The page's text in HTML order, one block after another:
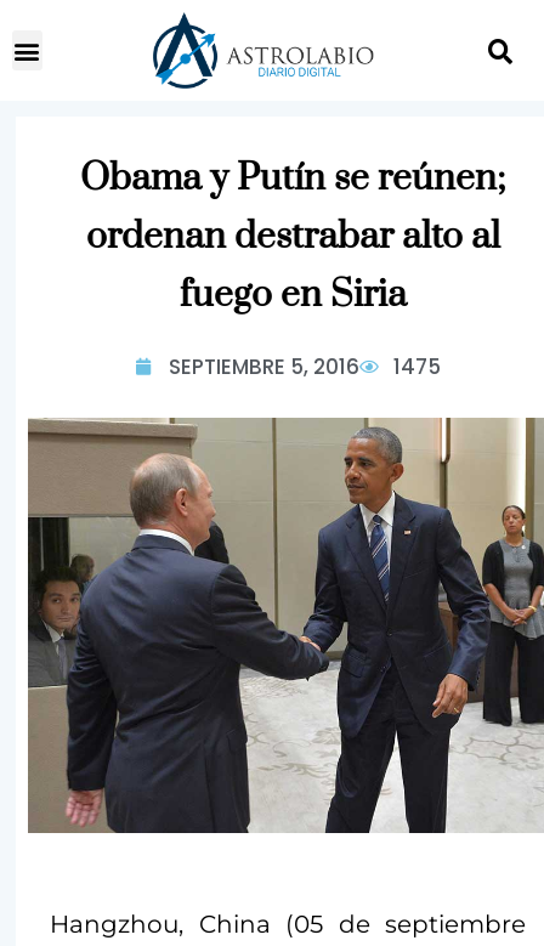
Obama y Putín se reúnen;
ordenan destrabar alto al
fuego en Siria
SEPTIEMBRE 5, 2016 1475
Hangzhou, China (05 de septiembre